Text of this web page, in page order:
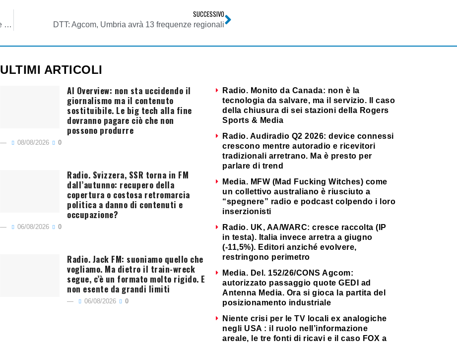
Storia della radiotelevisione italiana. Cultissimo: le prime trasmissioni di RMI (19 marzo 1975) su Youtube
SUCCESSIVO
DTT: Agcom, Umbria avrà 13 frequenze regionali
ULTIMI ARTICOLI
AI Overview: non sta uccidendo il
giornalismo ma il contenuto
sostituibile. Le big tech alla fine
dovranno pagare ciò che non
possono produrre
08/08/2026 0
Radio. Svizzera, SSR torna in FM
dall’autunno: recupero della
copertura o costosa retromarcia
politica a danno di contenuti e
occupazione?
06/08/2026 0
Radio. Jack FM: suoniamo quello che
vogliamo. Ma dietro il train-wreck
segue, c’è un formato molto rigido. E
non esente da grandi limiti
06/08/2026 0
Radio. Monito da Canada: non è la
tecnologia da salvare, ma il servizio. Il caso
della chiusura di sei stazioni della Rogers
Sports & Media
Radio. Audiradio Q2 2026: device connessi
crescono mentre autoradio e ricevitori
tradizionali arretrano. Ma è presto per
parlare di trend
Media. MFW (Mad Fucking Witches) come
un collettivo australiano è riusciuto a
“spegnere” radio e podcast colpendo i loro
inserzionisti
Radio. UK, AA/WARC: cresce raccolta (IP
in testa). Italia invece arretra a giugno
(-11,5%). Editori anziché evolvere,
restringono perimetro
Media. Del. 152/26/CONS Agcom:
autorizzato passaggio quote GEDI ad
Antenna Media. Ora si gioca la partita del
posizionamento industriale
Niente crisi per le TV locali ex analogiche
negli USA : il ruolo nell’informazione
areale, le tre fonti di ricavi e il caso FOX a